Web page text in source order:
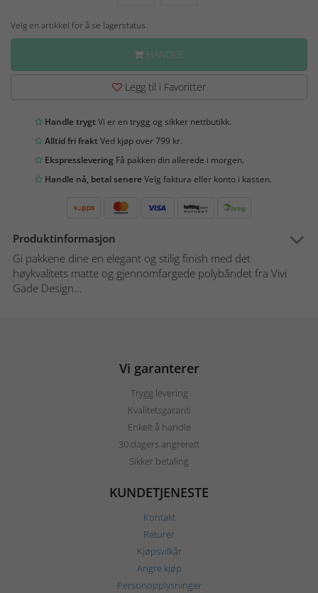
Velg en artikkel for å se lagerstatus.
HANDLE
Legg til i Favoritter
Handle trygtVi er en trygg og sikker nettbutikk.
Alltid fri fraktVed kjøp over 799 kr.
Ekspresslevering Få pakken din allerede i morgen.
Handle nå, betal senereVelg faktura eller konto i kassen.
Produktinformasjon
Gi pakkene dine en elegant og stilig finish med det
høykvalitets matte og gjennomfargede polybåndet fra Vivi
Gade Design...
Vi garanterer
Trygg levering
Kvalitetsgaranti
Enkelt å handle
30 dagers angrerett
Sikker betaling
KUNDETJENESTE
Kontakt
Returer
Kjøpsvilkår
Angre kjøp
Personopplysninger